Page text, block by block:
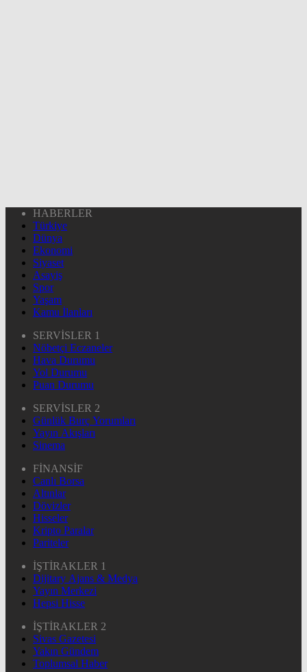
HABERLER
Türkiye
Dünya
Ekonomi
Siyaset
Asayiş
Spor
Yaşam
Kamu İlanları
SERVİSLER 1
Nöbetçi Eczaneler
Hava Durumu
Yol Durumu
Puan Durumu
SERVİSLER 2
Günlük Burç Yorumları
Yayın Akışları
Sinema
FİNANSİF
Canlı Borsa
Altınlar
Dövizler
Hisseler
Kripto Paralar
Pariteler
İŞTİRAKLER 1
Dijitary Ajans & Medya
Yayın Merkezi
Hepsi Hisse
İŞTİRAKLER 2
Sivas Gazetesi
Yakın Gündem
Toplumsal Haber